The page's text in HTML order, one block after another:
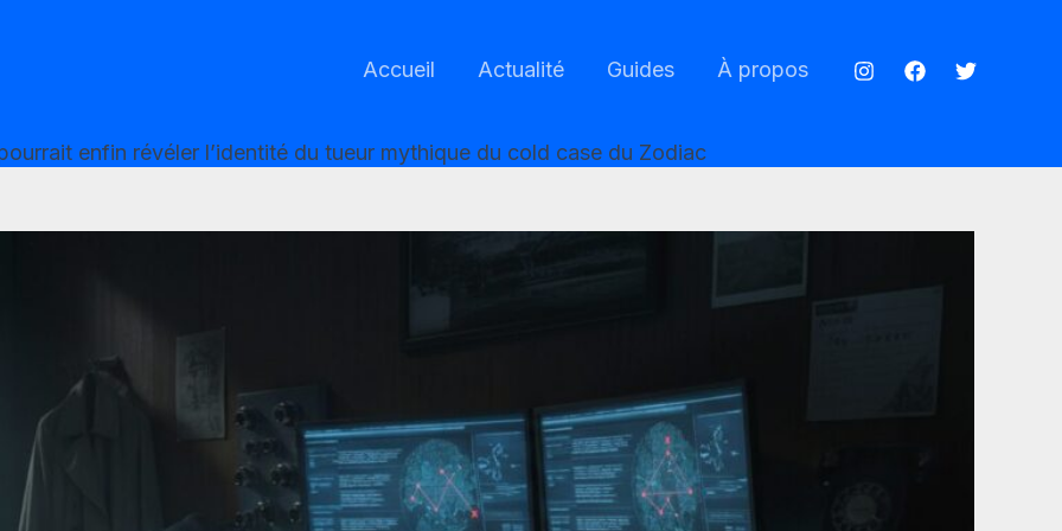
Accueil Actualité Guides À propos
enfin révéler l’identité du tueur mythique du cold case du Zodiac